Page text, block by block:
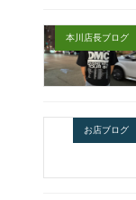
本川店長ブログ
お店ブログ